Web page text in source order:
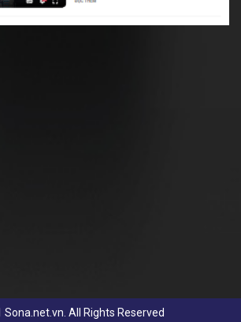
All Rights Reserved